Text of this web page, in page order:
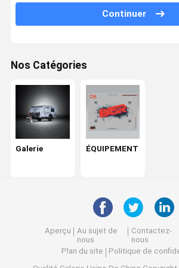
Continuer
Nos Catégories
Galerie ÉQUIPEMENT
Aperçu
Au sujet de
nous
Contactez-
nous
Plan du site
Politique de